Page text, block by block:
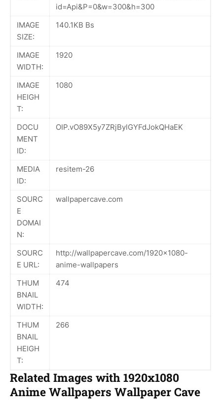
id=Api&P=0&w=300&h=300
IMAGE
SIZE:
140.1KB Bs
IMAGE
WIDTH:
1920
IMAGE
HEIGH
T:
1080
DOCU
MENT
ID:
OIP.vO89X5y7ZRjBylGYFdJokQHaEK
MEDIA
ID:
resitem-26
SOURC
E
DOMAI
N:
wallpapercave.com
SOURC
E URL:
http://wallpapercave.com/1920x1080-
anime-wallpapers
THUM
BNAIL
WIDTH:
474
THUM
BNAIL
HEIGH
T:
266
Related Images with 1920x1080
Anime Wallpapers Wallpaper Cave